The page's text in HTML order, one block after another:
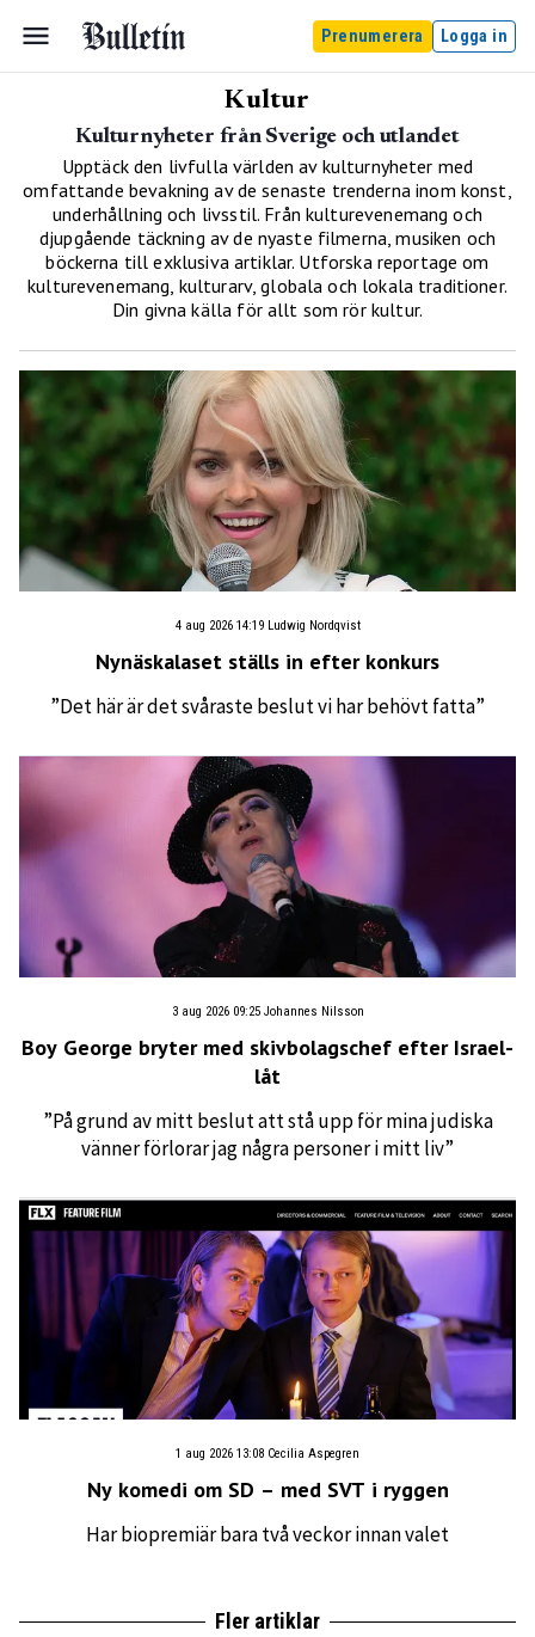
Prenumerera Logga in
Kultur
Kulturnyheter från Sverige och utlandet
Upptäck den livfulla världen av kulturnyheter med
omfattande bevakning av de senaste trenderna inom konst,
underhållning och livsstil. Från kulturevenemang och
djupgående täckning av de nyaste filmerna, musiken och
böckerna till exklusiva artiklar. Utforska reportage om
kulturevenemang, kulturarv, globala och lokala traditioner.
Din givna källa för allt som rör kultur.
4 aug 2026 14:19 Ludwig Nordqvist
Nynäskalaset ställs in efter konkurs
”Det här är det svåraste beslut vi har behövt fatta”
3 aug 2026 09:25 Johannes Nilsson
Boy George bryter med skivbolagschef efter Israel-
låt
”På grund av mitt beslut att stå upp för mina judiska
vänner förlorar jag några personer i mitt liv”
1 aug 2026 13:08 Cecilia Aspegren
Ny komedi om SD – med SVT i ryggen
Har biopremiär bara två veckor innan valet
Fler artiklar